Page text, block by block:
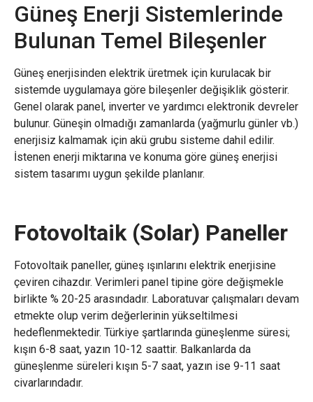
Güneş Enerji Sistemlerinde
Bulunan Temel Bileşenler
Güneş enerjisinden elektrik üretmek için kurulacak bir
sistemde uygulamaya göre bileşenler değişiklik gösterir.
Genel olarak panel, inverter ve yardımcı elektronik devreler
bulunur. Güneşin olmadığı zamanlarda (yağmurlu günler vb.)
enerjisiz kalmamak için akü grubu sisteme dahil edilir.
İstenen enerji miktarına ve konuma göre güneş enerjisi
sistem tasarımı uygun şekilde planlanır.
Fotovoltaik (Solar) Paneller
Fotovoltaik paneller, güneş ışınlarını elektrik enerjisine
çeviren cihazdır. Verimleri panel tipine göre değişmekle
birlikte % 20-25 arasındadır. Laboratuvar çalışmaları devam
etmekte olup verim değerlerinin yükseltilmesi
hedeflenmektedir. Türkiye şartlarında güneşlenme süresi;
kışın 6-8 saat, yazın 10-12 saattir. Balkanlarda da
güneşlenme süreleri kışın 5-7 saat, yazın ise 9-11 saat
civarlarındadır.